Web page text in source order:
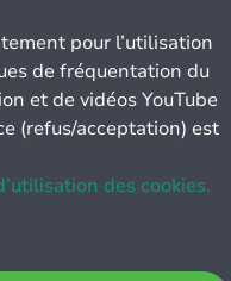
pour l’utilisation
de fréquentation du
et de vidéos YouTube
(refus/acceptation) est
des cookies.